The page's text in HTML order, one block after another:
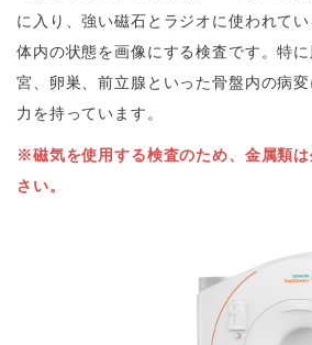
に入り、強い磁石とラジオに使われて
体内の状態を画像にする検査です。特
宮、卵巣、前立腺といった骨盤内の病
力を持っています。
※磁気を使用する検査のため、金属類
さい。